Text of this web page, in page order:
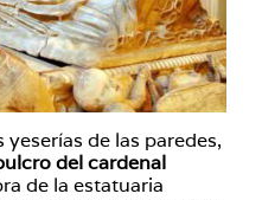
de las paredes,
del cardenal
de la estatuaria